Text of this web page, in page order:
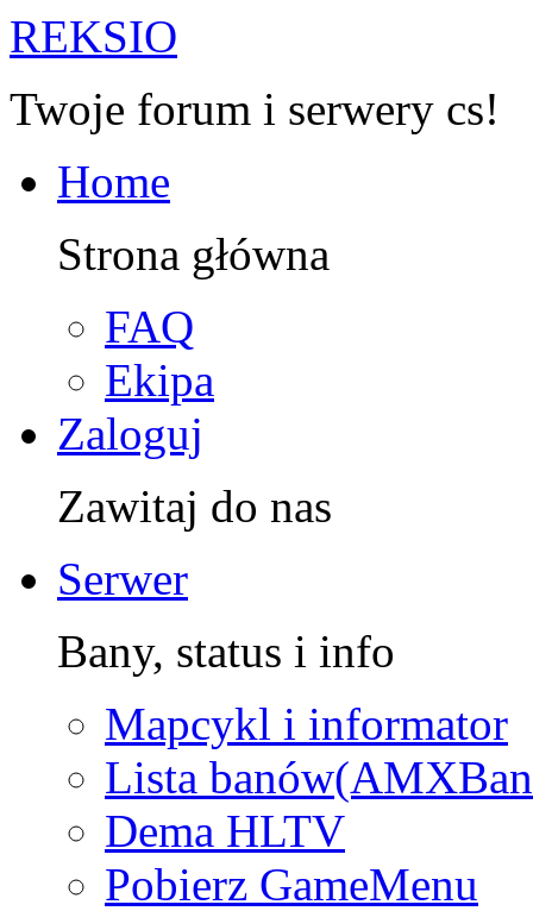
REKSIO
Twoje forum i serwery cs!
Home
Strona główna
FAQ
Ekipa
Zaloguj
Zawitaj do nas
Serwer
Bany, status i info
Mapcykl i informator
Lista
Dema HLTV
Pobierz GameMenu